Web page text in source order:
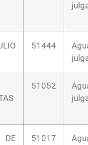
51444
51052
51017